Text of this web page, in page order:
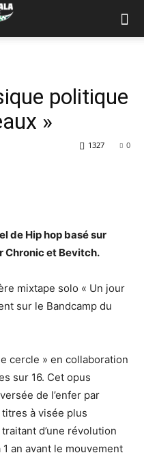
politique
»
0
1327
de Hip hop basé sur
Chronic et Bevitch.
mixtape solo « Un jour
sur le Bandcamp du
cercle » en collaboration
sur 16. Cet opus
de l’enfer par
à visée plus
d’une révolution
an avant le mouvement